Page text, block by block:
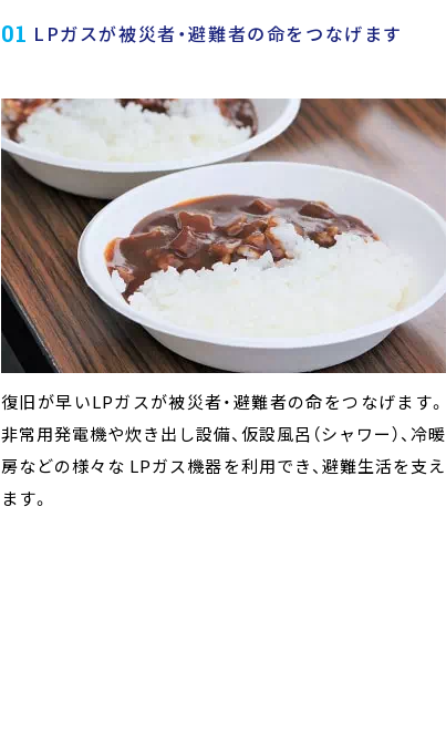
01 LPガスが被災者・避難者の命をつなげます
復旧が早いLPガスが被災者・避難者の命をつなげます。
非常用発電機や炊き出し設備、仮設風呂（シャワー）、冷暖
房などの様々な LPガス機器を利用でき、避難生活を支え
ます。
電時でも空調が使用可能です。当社ではお客様の負担を
減らし、補助金を受けられるよう、申請準備段階から事業
完了後まで一貫してサポートしております。
お客様先での訓練を実施しています
拠点病院10病院と締結、災害時の協力体制強化を図って
います。
ートいたします。